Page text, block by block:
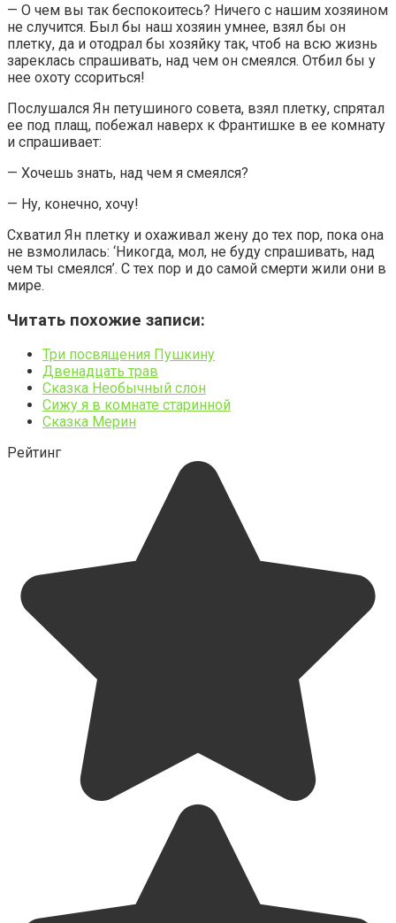
— О чем вы так беспокоитесь? Ничего с нашим хозяином
не случится. Был бы наш хозяин умнее, взял бы он
плетку, да и отодрал бы хозяйку так, чтоб на всю жизнь
зареклась спрашивать, над чем он смеялся. Отбил бы у
нее охоту ссориться!
Послушался Ян петушиного совета, взял плетку, спрятал
ее под плащ, побежал наверх к Франтишке в ее комнату
и спрашивает:
— Хочешь знать, над чем я смеялся?
— Ну, конечно, хочу!
Схватил Ян плетку и охаживал жену до тех пор, пока она
не взмолилась: ‘Никогда, мол, не буду спрашивать, над
чем ты смеялся’. С тех пор и до самой смерти жили они в
мире.
Читать похожие записи:
Три посвящения Пушкину
Двенадцать трав
Сказка Необычный слон
Сижу я в комнате старинной
Сказка Мерин
Рейтинг